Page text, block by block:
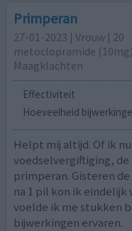
Primperan
27-01-2023 | Vrouw | 20
metoclopramide (10mg)
Maagklachten
Effectiviteit
Hoeveelheid
Helpt mij altijd. Of ik
voedselvergiftiging,
primperan. Gisteren
na 1 pil kon ik eindelijk
voelde ik me stukken
bijwerkingen ervaren.